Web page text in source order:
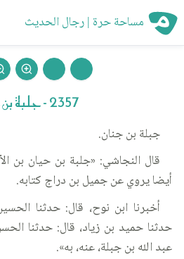
مساحة حرة | رجال الحديث
2357 - جلبة بن حيان
جبلة بن جنان.
قال النجاشي: «جلبة بن حيان بن
أيضا يروي عن جميل بن دراج كتابه.
أخبرنا ابن نوح، قال: حدثنا
حدثنا حميد بن زياد، قال: حدثنا
عبد الله بن جبلة، عنه، به».